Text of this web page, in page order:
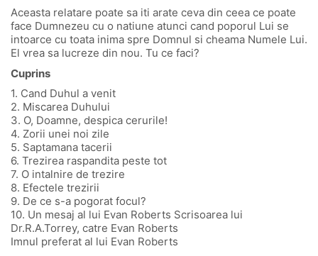
Aceasta relatare poate sa iti arate ceva din ceea ce poate
face Dumnezeu cu o natiune atunci cand poporul Lui se
intoarce cu toata inima spre Domnul si cheama Numele Lui.
El vrea sa lucreze din nou. Tu ce faci?
Cuprins
1. Cand Duhul a venit
2. Miscarea Duhului
3. O, Doamne, despica cerurile!
4. Zorii unei noi zile
5. Saptamana tacerii
6. Trezirea raspandita peste tot
7. O intalnire de trezire
8. Efectele trezirii
9. De ce s-a pogorat focul?
10. Un mesaj al lui Evan Roberts Scrisoarea lui
Dr.R.A.Torrey, catre Evan Roberts
Imnul preferat al lui Evan Roberts